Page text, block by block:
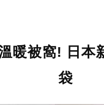
暖被窩! 日本
袋